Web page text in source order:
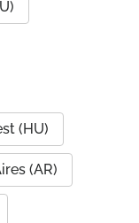
(HU)
(AR)